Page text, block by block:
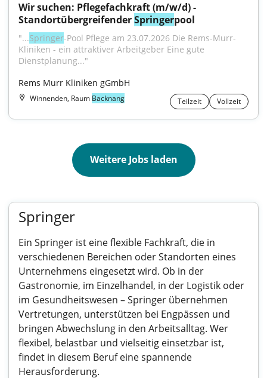
Wir suchen: Pflegefachkraft (m/w/d) -
Standortübergreifender Springerpool
"...Springer-Pool Pflege am 23.07.2026 Die Rems-Murr-
Kliniken - ein attraktiver Arbeitgeber Eine gute
Dienstplanung..."
Rems Murr Kliniken gGmbH
Winnenden, Raum Backnang Teilzeit Vollzeit
Weitere Jobs laden
Springer
Ein Springer ist eine flexible Fachkraft, die in
verschiedenen Bereichen oder Standorten eines
Unternehmens eingesetzt wird. Ob in der
Gastronomie, im Einzelhandel, in der Logistik oder
im Gesundheitswesen – Springer übernehmen
Vertretungen, unterstützen bei Engpässen und
bringen Abwechslung in den Arbeitsalltag. Wer
flexibel, belastbar und vielseitig einsetzbar ist,
findet in diesem Beruf eine spannende
Herausforderung.